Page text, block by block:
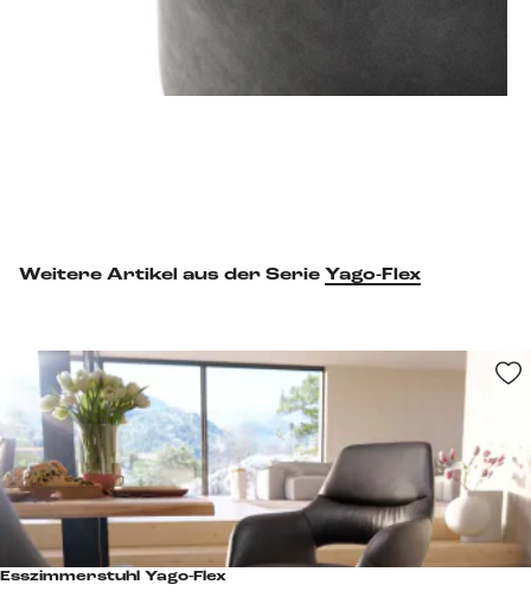
Weitere Artikel aus der Serie Yago-Flex
Esszimmerstuhl Yago-Flex